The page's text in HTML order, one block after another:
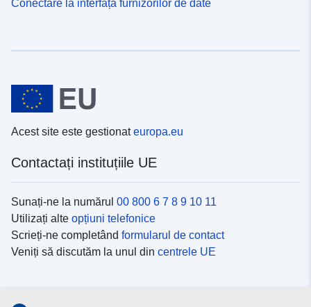
Conectare la interfața furnizorilor de date
Acest site este gestionateuropa.eu
Contactați instituțiile UE
Sunați-ne la numărul 00 800 6 7 8 9 10 11
Utilizați alte opțiuni telefonice
Scrieți-ne completând formularul de contact
Veniți să discutăm la unul din centrele UE